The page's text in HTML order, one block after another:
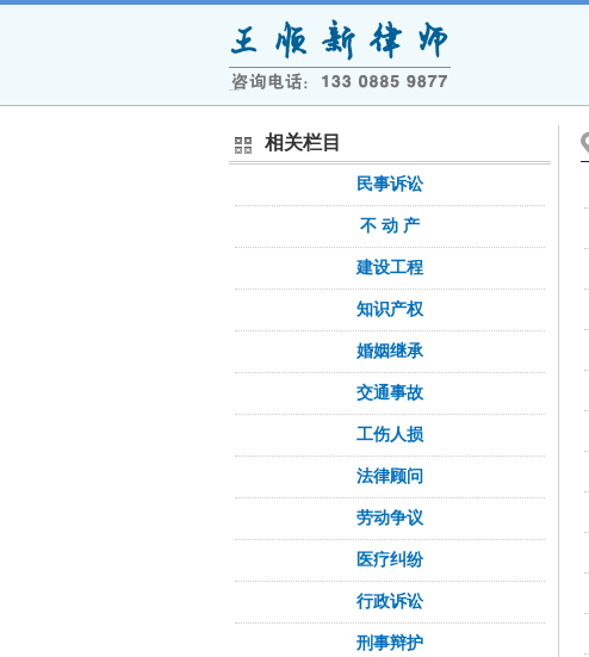
相关栏目
民事诉讼
不 动 产
建设工程
知识产权
婚姻继承
交通事故
工伤人损
法律顾问
劳动争议
医疗纠纷
行政诉讼
刑事辩护